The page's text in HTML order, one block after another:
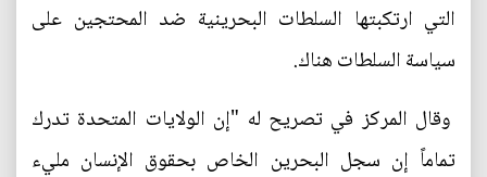
التي ارتكبتها السلطات البحرينية ضد المحتجين على
سياسة السلطات هناك.
وقال المركز في تصريح له "إن الولايات المتحدة تدرك
تماماً إن سجل البحرين الخاص بحقوق الإنسان مليء